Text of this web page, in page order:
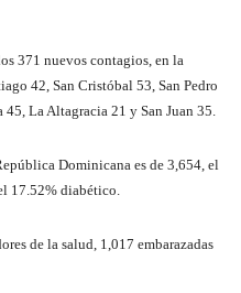
371 nuevos contagios, en la
42, San Cristóbal 53, San Pedro
La Altagracia 21 y San Juan 35.
Dominicana es de 3,654, el
17.52% diabético.
de la salud, 1,017 embarazadas